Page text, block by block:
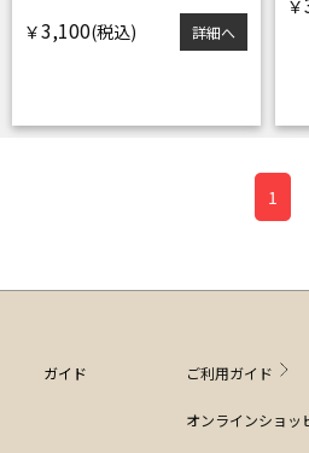
￥3,100 詳細へ
￥
1
ガイド ご利用ガイド
オンラインショッ